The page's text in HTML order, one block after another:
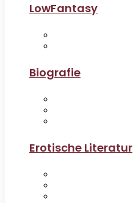
LowFantasy
Biografie
Erotische Literatur